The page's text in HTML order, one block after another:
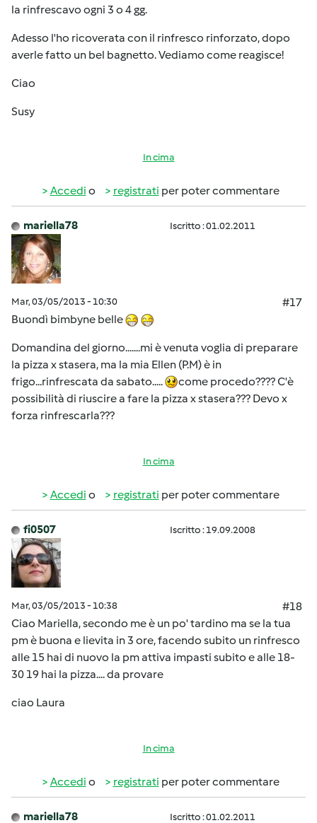
la rinfrescavo ogni 3 o 4 gg.
Adesso l'ho ricoverata con il rinfresco rinforzato, dopo
averle fatto un bel bagnetto. Vediamo come reagisce!
Ciao
Susy
In cima
Accedi o registrati per poter commentare
mariella78 Iscritto : 01.02.2011
Mar, 03/05/2013 - 10:30
#17
Buondì bimbyne belle
Domandina del giorno.......mi è venuta voglia di preparare
la pizza x stasera, ma la mia Ellen (P.M) è in
frigo...rinfrescata da sabato.....
come procedo???? C'è
possibilità di riuscire a fare la pizza x stasera??? Devo x
forza rinfrescarla???
In cima
Accedi o registrati per poter commentare
fi0507 Iscritto : 19.09.2008
Mar, 03/05/2013 - 10:38
#18
Ciao Mariella, secondo me è un po' tardino ma se la tua
pm è buona e lievita in 3 ore, facendo subito un rinfresco
alle 15 hai di nuovo la pm attiva impasti subito e alle 18-
30 19 hai la pizza.... da provare
ciao Laura
In cima
Accedi o registrati per poter commentare
mariella78 Iscritto : 01.02.2011